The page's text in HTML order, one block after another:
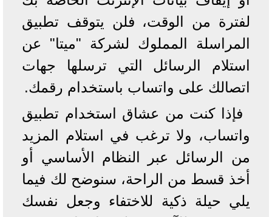
لفترة من الوقت، فلن يتوقف تطبيق
المراسلة المملوك لشركة "ميتا" عن
استلام الرسائل التي ترسلها جهات
اتصالك على واتساب باستخدام رقمك.
فإذا كنت من عشاق استخدام تطبيق
واتساب، ولا ترغب في استلام المزيد
من الرسائل عبر النظام الأساسي أو
أخذ قسط من الراحة، سنوضح لك فيما
يلي حيلة ذكية للاختفاء وجعل نفسك